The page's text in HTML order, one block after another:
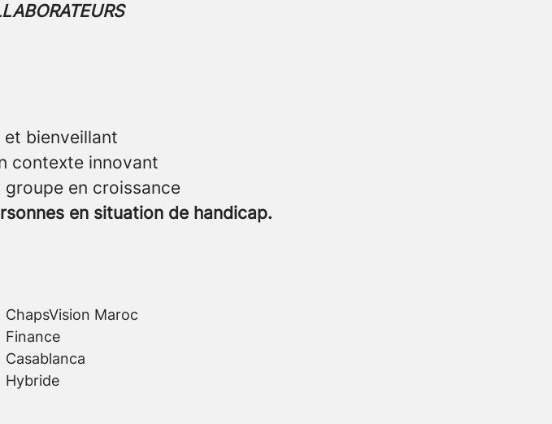
bienveillant
contexte innovant
groupe en croissance
en situation de handicap.
ChapsVision Maroc
Finance
Casablanca
Hybride